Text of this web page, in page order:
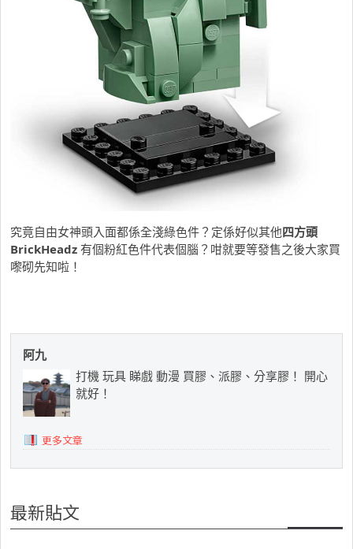
究竟自由女神頭入面都係全淺綠色件？定係好似其他四方頭
BrickHeadz 有個粉紅色件代表個腦？咁就要等發售之後大家買
嚟砌先知啦！
阿九
打機 玩具 睇戲 動漫 買膠、派膠、分享膠！ 開心
就好！
更多文章
最新貼文